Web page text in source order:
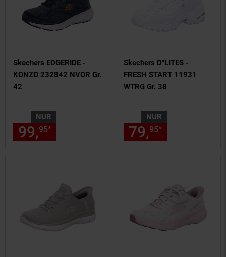
Skechers EDGERIDE -
KONZO 232842 NVOR Gr.
42
NUR
99,95* € Sternchen
Skechers D"LITES -
FRESH START 11931
WTRG Gr. 38
NUR
79,95*